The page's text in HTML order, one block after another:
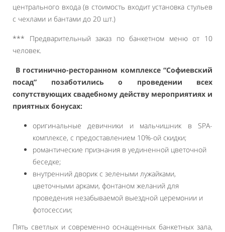
центрального входа (в стоимость входит установка стульев
с чехлами и бантами до 20 шт.)
*** Предварительный заказ по банкетном меню от 10
человек.
В гостинично-ресторанном комплексе “Софиевский
посад” позаботились о проведении всех
сопутствующих свадебному действу мероприятиях и
приятных бонусах:
оригинальные девичники и мальчишник в SPA-
комплексе, с предоставлением 10%-ой скидки;
романтические признания в уединенной цветочной
беседке;
внутренний дворик с зелеными лужайками,
цветочными арками, фонтаном желаний для
проведения незабываемой выездной церемонии и
фотосессии;
Пять светлых и современно оснащенных банкетных зала,